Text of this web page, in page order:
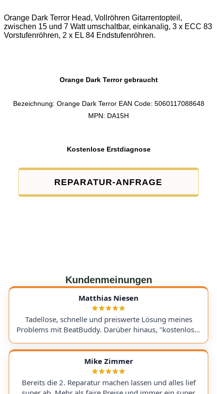
Orange Dark Terror Head, Vollröhren Gitarrentopteil,
zwischen 15 und 7 Watt umschaltbar, einkanalig, 3 x ECC 83
Vorstufenröhren, 2 x EL 84 Endstufenröhren.
Orange Dark Terror gebraucht
Bezeichnung: Orange Dark Terror EAN Code: 5060117088648
MPN: DA15H
Kostenlose Erstdiagnose
REPARATUR-ANFRAGE
Kundenmeinungen
Matthias Niesen
Tadellose, schnelle und preiswerte Lösung meines
Problems mit BeatBuddy. Darüber hinaus, "kostenloser
bringe. Kommunikation lief hervorragend und die
Rücksendung meines Gerätes ging schnell und
einwandfrei. Ich kann AudioTechniker.de
uneingeschränkt empfehlen. Schön, dass es so etwas
noch gibt! A flawless, fast, and affordable solution to
Mike Zimmer
Bereits die 2. Reparatur machen lassen und alles lief